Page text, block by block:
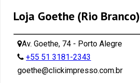
Loja Goethe (Rio Branco)
Av. Goethe, 74 - Porto Alegre
+55 51 3181-2343
goethe@clickimpresso.com.br